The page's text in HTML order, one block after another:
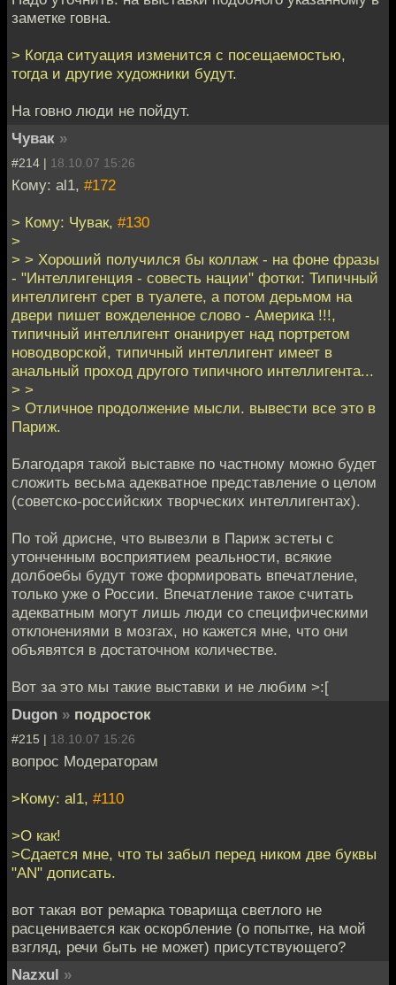
заметке говна.
> Когда ситуация изменится с посещаемостью,
тогда и другие художники будут.
На говно люди не пойдут.
Чувак »
#214 | 18.10.07 15:26
Кому: al1, #172
> Кому: Чувак, #130
>
> > Хороший получился бы коллаж - на фоне фразы
- "Интеллигенция - совесть нации" фотки: Типичный
интеллигент срет в туалете, а потом дерьмом на
двери пишет вожделенное слово - Америка !!!,
типичный интеллигент онанирует над портретом
новодворской, типичный интеллигент имеет в
анальный проход другого типичного интеллигента...
> >
> Отличное продолжение мысли. вывести все это в
Париж.
Благодаря такой выставке по частному можно будет
сложить весьма адекватное представление о целом
(советско-российских творческих интеллигентах).
По той дрисне, что вывезли в Париж эстеты с
утонченным восприятием реальности, всякие
долбоебы будут тоже формировать впечатление,
только уже о России. Впечатление такое считать
адекватным могут лишь люди со специфическими
отклонениями в мозгах, но кажется мне, что они
объявятся в достаточном количестве.
Вот за это мы такие выставки и не любим >:[
Dugon » подросток
#215 | 18.10.07 15:26
вопрос Модераторам
>Кому: al1, #110
>О как!
>Сдается мне, что ты забыл перед ником две буквы
"AN" дописать.
вот такая вот ремарка товарища светлого не
расценивается как оскорбление (о попытке, на мой
взгляд, речи быть не может) присутствующего?
Nazxul »